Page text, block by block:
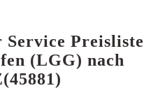
Preisliste
(LGG) nach